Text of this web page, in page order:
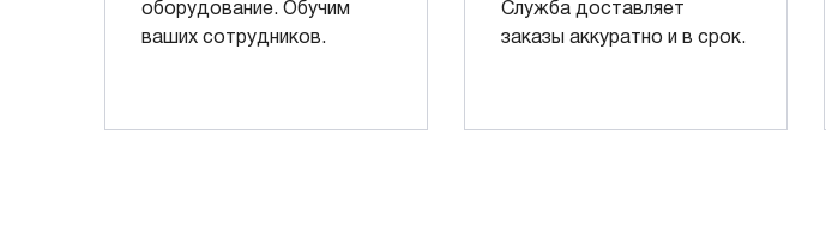
оборудование. Обучим
ваших сотрудников.
Служба доставляет
заказы аккуратно и в срок.